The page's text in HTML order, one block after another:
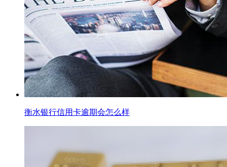
衡水银行信用卡逾期会怎么样